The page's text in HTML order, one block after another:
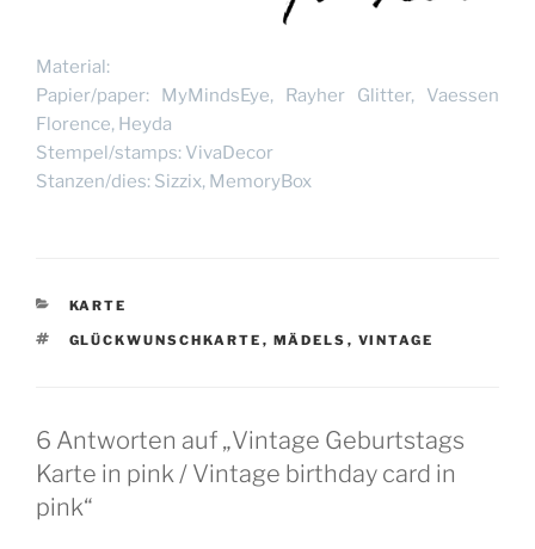
Material:
Papier/paper: MyMindsEye, Rayher Glitter, Vaessen
Florence, Heyda
Stempel/stamps: VivaDecor
Stanzen/dies: Sizzix, MemoryBox
KATEGORIEN
KARTE
SCHLAGWÖRTER
GLÜCKWUNSCHKARTE , MÄDELS , VINTAGE
6 Antworten auf „Vintage Geburtstags
Karte in pink / Vintage birthday card in
pink“